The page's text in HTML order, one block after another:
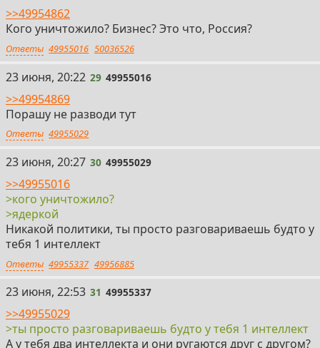
>>49954862
Кого уничтожило? Бизнес? Это что, Россия?
Ответы 49955016 50036526
29
23 июня, 20:22 29 49955016
>>49954869
Порашу не разводи тут
Ответы 49955029
30
23 июня, 20:27 30 49955029
>>49955016
>кого уничтожило?
>ядеркой
Никакой политики, ты просто разговариваешь будто у
тебя 1 интеллект
Ответы 49955337 49956885
31
23 июня, 22:53 31 49955337
>>49955029
>ты просто разговариваешь будто у тебя 1 интеллект
А у тебя два интеллекта и они ругаются друг с другом?